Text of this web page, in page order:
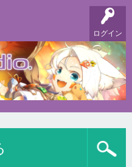
ログイン